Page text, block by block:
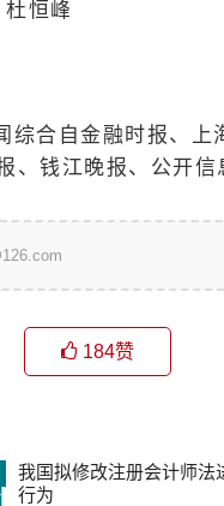
恒峰
综合自金融时报、上
、钱江晚报、公开信
184赞
我国拟修改注册会计师法
行为